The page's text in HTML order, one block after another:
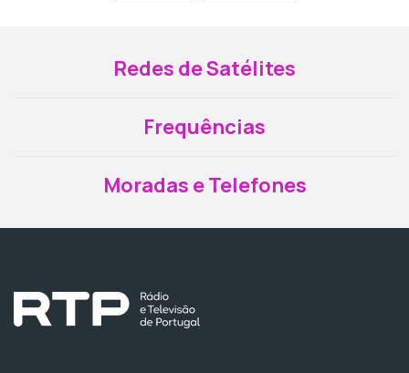
Redes de Satélites
Frequências
Moradas e Telefones